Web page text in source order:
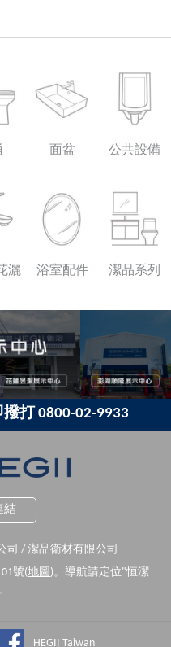
面盆 公共設備
灑 浴室配件 潔品系列
打 0800-02-9933
結
司 / 潔品衛材有限公司
號(地圖 )。導航請定位"恒潔
HEGII Taiwan